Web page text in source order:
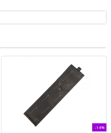
-14%